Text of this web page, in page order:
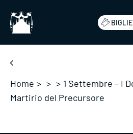
Home > > > 1 Settembre – I
Martirio del Precursore